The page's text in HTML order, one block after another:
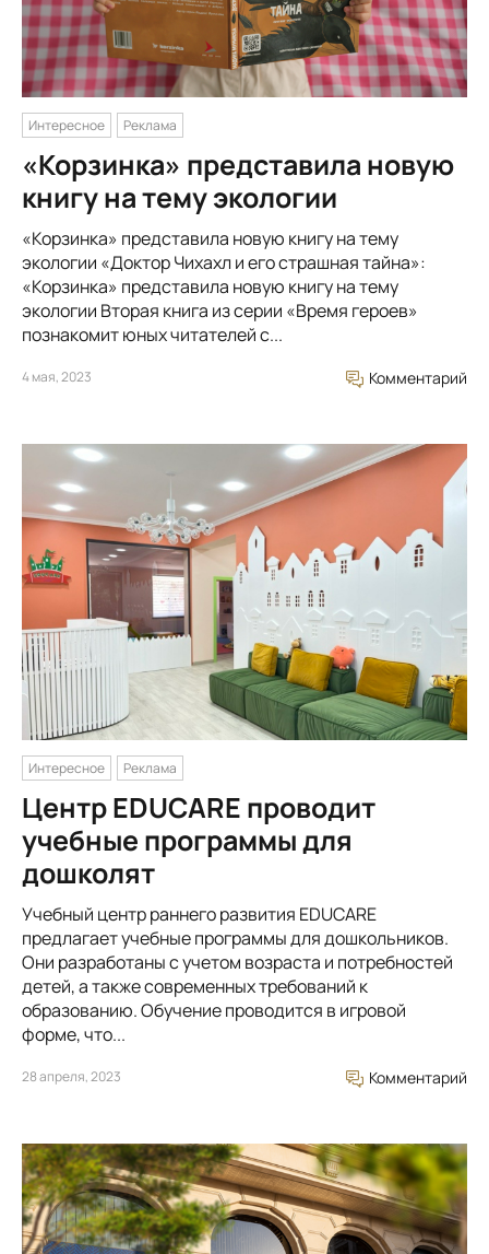
Интересное Реклама
«Корзинка» представила новую
книгу на тему экологии
«Корзинка» представила новую книгу на тему
экологии «Доктор Чихахл и его страшная тайна»:
«Корзинка» представила новую книгу на тему
экологии Вторая книга из серии «Время героев»
познакомит юных читателей с...
4 мая, 2023 Комментарий
Интересное Реклама
Центр EDUCARE проводит
учебные программы для
дошколят
Учебный центр раннего развития EDUCARE
предлагает учебные программы для дошкольников.
Они разработаны с учетом возраста и потребностей
детей, а также современных требований к
образованию. Обучение проводится в игровой
форме, что...
28 апреля, 2023 Комментарий